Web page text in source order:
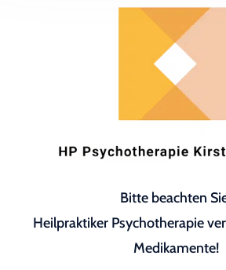
Bitte beachten
Heilpraktiker Psychotherapie
Medikamente!